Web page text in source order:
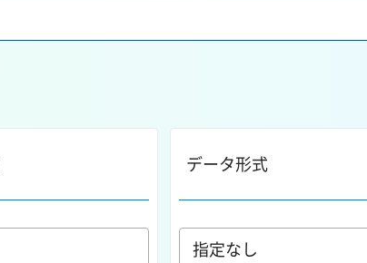
データ形式